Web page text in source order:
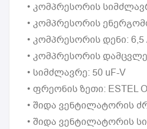
• კომპრესორის
• კომპრესორის
• კომპრესორის დენი: 6,5
• კომპრესორის
• სიმძლავრე: 50 uF-V
• ფრეონის ზეთი: ESTEL
• შიდა ვენტილატორის
• შიდა ვენტილატორის